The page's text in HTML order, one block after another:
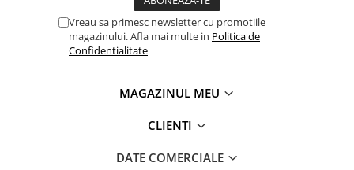
Vreau sa primesc newsletter cu promotiile
magazinului. Afla mai multe in Politica de
Confidentialitate
MAGAZINUL MEU
CLIENTI
DATE COMERCIALE